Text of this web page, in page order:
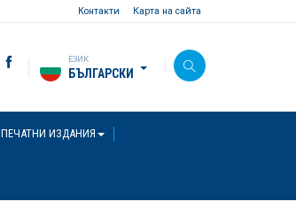
Контакти Карта на сайта
ЕЗИК
БЪЛГАРСКИ
ПЕЧАТНИ ИЗДАНИЯ